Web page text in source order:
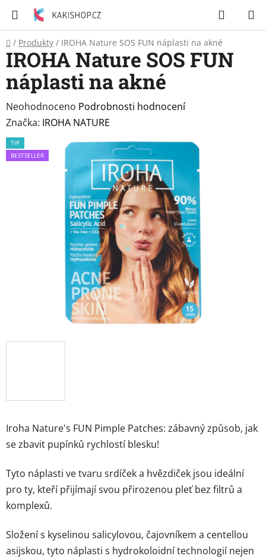
obsah
Hledat
Zubní
pasty
Péče
o
tělo
Svíčky
Domů
/ Produkty / IROHA Nature SOS FUN náplasti na akné
Iroha Nature's FUN Pimple Patches: zábavný způsob, jak
se zbavit pupínků rychlostí blesku!
Tyto náplasti ve tvaru srdíček a hvězdiček jsou ideální
pro ty, kteří přijímají svou přirozenou pleť bez filtrů a
komplexů.
Složení s kyselinou salicylovou, čajovníkem a centellou
asijskou, tyto náplasti s hydrokoloidní technologií nejen
IROHA Nature SOS FUN
náplasti na akné
Průměrné
hodnocení
produktu
je
Neohodnoceno Podrobnosti hodnocení
Značka: IROHA NATURE
TIP
BESTSELLER